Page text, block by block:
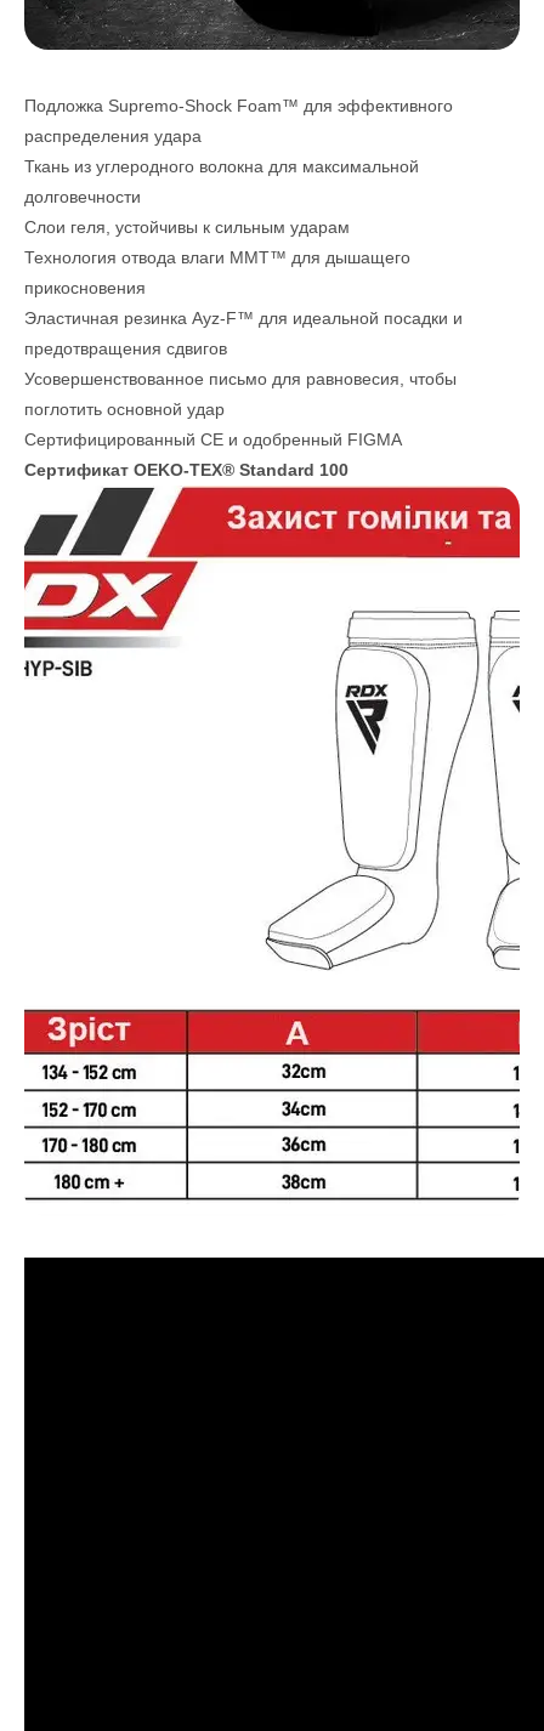
Подложка Supremo-Shock Foam™ для эффективного
распределения удара
Ткань из углеродного волокна для максимальной
долговечности
Слои геля, устойчивы к сильным ударам
Технология отвода влаги MMT™ для дышащего
прикосновения
Эластичная резинка Ayz-F™ для идеальной посадки и
предотвращения сдвигов
Усовершенствованное письмо для равновесия, чтобы
поглотить основной удар
Сертифицированный CE и одобренный FIGMA
Сертификат OEKO-TEX® Standard 100